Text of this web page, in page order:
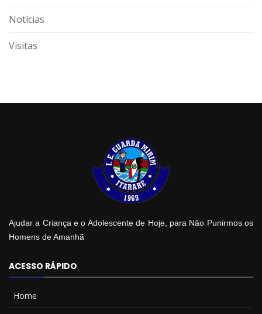
Notícias
Visitas
Ajudar a Criança e o Adolescente de Hoje, para Não Punirmos os
Homens de Amanhã
ACESSO RÁPIDO
Home